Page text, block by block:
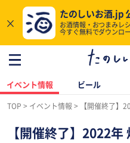
×
たのしいお酒.jp
お酒情報・おつまみレ
今すぐ無料でダウンロ
イベント情報 ビール
TOP イベント情報 【開催終了】2022年
【開催終了】2022